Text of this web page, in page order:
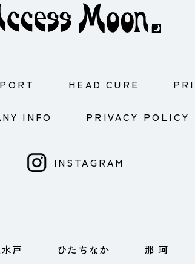
HEAD CURE
INFO PRIVACY POLICY
INSTAGRAM
戸 ひたちなか 那 珂